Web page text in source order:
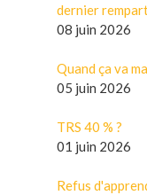
dernier
08 juin 2026
Quand ça va
05 juin 2026
TRS 40 % ?
01 juin 2026
Refus